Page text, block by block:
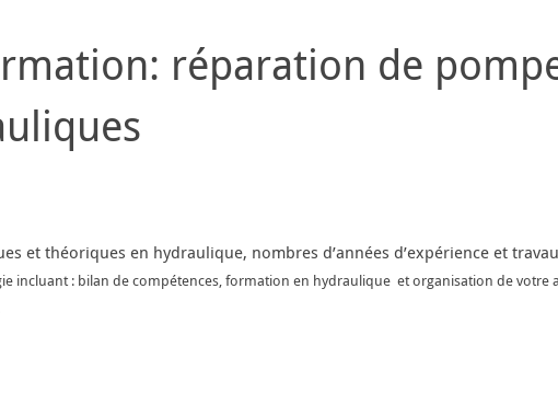
réparation de
et théoriques en hydraulique, nombres d’années d’expérience et
incluant : bilan de compétences, formation en hydraulique et organisation de votre